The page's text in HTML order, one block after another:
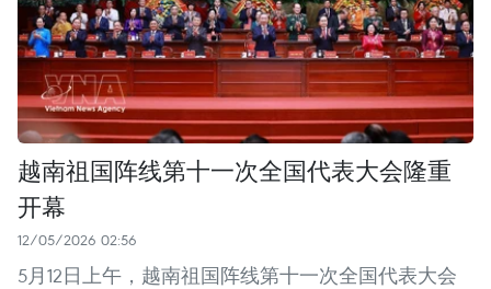
越南祖国阵线第十一次全国代表大会隆重
开幕
12/05/2026 02:56
5月12日上午，越南祖国阵线第十一次全国代表大会